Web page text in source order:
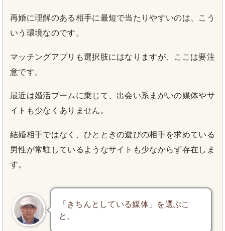
再婚に理解のある相手に最短で当たりやすいのは、こう
いう環境なのです。
マッチングアプリも選択肢にはなりますが、ここは要注
意です。
最近は婚活ブームに乗じて、出会い系まがいの媒体やサ
イトも少なくありません。
結婚相手ではなく、ひとときの遊びの相手を求めている
男性が常駐しているようなサイトも少なからず存在しま
す。
「きちんとしている媒体」を選ぶこ
と。